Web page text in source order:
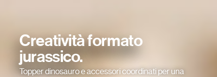
Creatività formato
jurassico.
Topper dinosauro e accessori coordinati per una